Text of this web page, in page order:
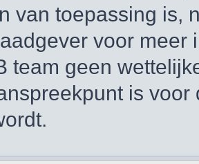
van toepassing is,
voor meer
team geen
is